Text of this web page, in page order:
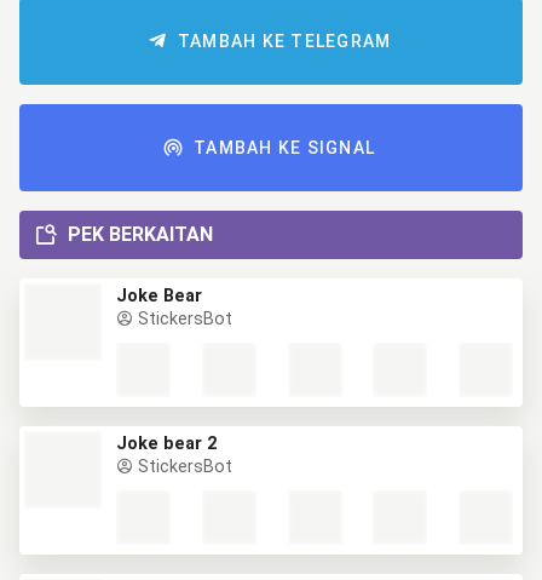
TAMBAH KE TELEGRAM
TAMBAH KE SIGNAL
PEK BERKAITAN
Joke Bear
StickersBot
Joke bear 2
StickersBot